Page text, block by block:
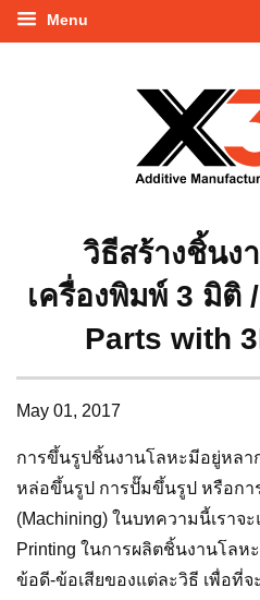
Menu
วิธีสร้างชิ้นง
เครื่องพิมพ์ 3 มิติ
Parts with
May 01, 2017
การขึ้นรูปชิ้นงานโลหะมีอยู่หลา
หล่อขึ้นรูป การปั๊มขึ้นรูป หรือกา
(Machining) ในบทความนี้เราจ
Printing ในการผลิตชิ้นงานโลห
ข้อดี-ข้อเสียของแต่ละวิธี เพื่อที่จ